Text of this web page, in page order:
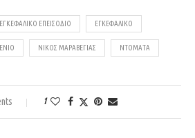
ΕΠΕΙΣΌΔΙΟ ΕΓΚΕΦΑΛΙΚΌ
ΝΊΚΟΣ ΜΑΡΑΒΈΓΙΑΣ ΝΤΟΜΆΤΑ
1